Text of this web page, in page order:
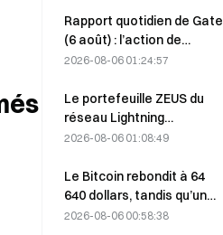
6G
Rapport quotidien de Gate
(6 août) : l’action de
préférence STRC de
fortement ; Block relève
ses prévisions de
résultats pour l’ensemble
2026-08-06 01:24:57
Le portefeuille ZEUS du
réseau Lightning
temporairement mis hors
l’équipe affirme que les
fonds des utilisateurs
n’ont pas été perdus
2026-08-06 01:08:49
Le Bitcoin rebondit à 64
640 dollars, tandis qu’une
vulnérabilité de Coldcard
2026-08-06 00:58:38